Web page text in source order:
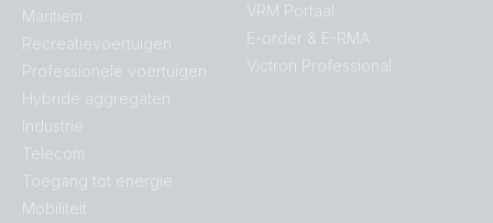
Maritiem
Recreatievoertuigen
Professionele voertuigen
Hybride aggregaten
Industrie
Telecom
Toegang tot energie
Mobiliteit
VRM Portaal
E-order & E-RMA
Victron Professional